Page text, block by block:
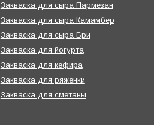
Закваска для сыра Пармезан
Закваска для сыра Камамбер
Закваска для сыра Бри
Закваска для йогурта
Закваска для кефира
Закваска для ряженки
Закваска для сметаны